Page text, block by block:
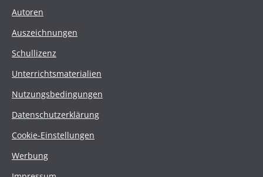
Autoren
Auszeichnungen
Schullizenz
Unterrichtsmaterialien
Nutzungsbedingungen
Datenschutzerklärung
Cookie-Einstellungen
Werbung